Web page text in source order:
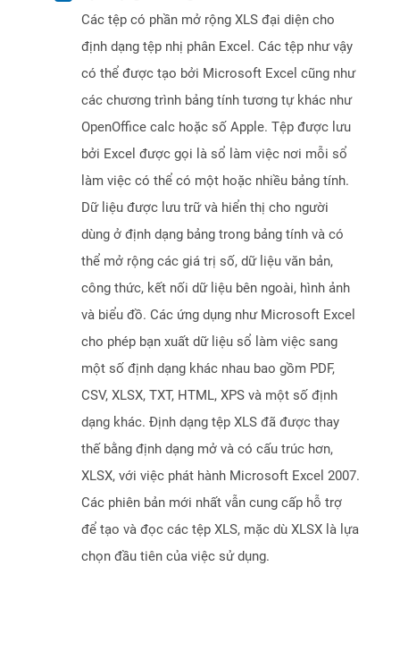
Các tệp có phần mở rộng XLS đại diện cho
định dạng tệp nhị phân Excel. Các tệp như vậy
có thể được tạo bởi Microsoft Excel cũng như
các chương trình bảng tính tương tự khác như
OpenOffice calc hoặc số Apple. Tệp được lưu
bởi Excel được gọi là sổ làm việc nơi mỗi sổ
làm việc có thể có một hoặc nhiều bảng tính.
Dữ liệu được lưu trữ và hiển thị cho người
dùng ở định dạng bảng trong bảng tính và có
thể mở rộng các giá trị số, dữ liệu văn bản,
công thức, kết nối dữ liệu bên ngoài, hình ảnh
và biểu đồ. Các ứng dụng như Microsoft Excel
cho phép bạn xuất dữ liệu sổ làm việc sang
một số định dạng khác nhau bao gồm PDF,
CSV, XLSX, TXT, HTML, XPS và một số định
dạng khác. Định dạng tệp XLS đã được thay
thế bằng định dạng mở và có cấu trúc hơn,
XLSX, với việc phát hành Microsoft Excel 2007.
Các phiên bản mới nhất vẫn cung cấp hỗ trợ
để tạo và đọc các tệp XLS, mặc dù XLSX là lựa
chọn đầu tiên của việc sử dụng.